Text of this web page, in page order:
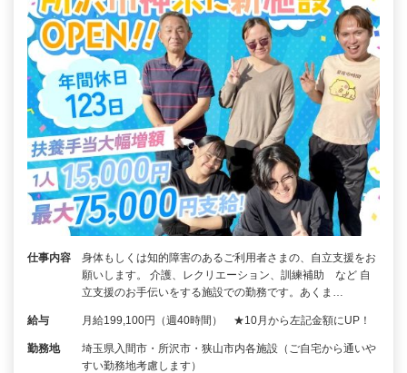
仕事内容
身体もしくは知的障害のあるご利用者さまの、自立支援をお
願いします。 介護、レクリエーション、訓練補助 など 自
立支援のお手伝いをする施設での勤務です。あくま…
給与 月給199,100円（週40時間） ★10月から左記金額にUP！
勤務地
埼玉県入間市・所沢市・狭山市内各施設（ご自宅から通いや
すい勤務地考慮します）